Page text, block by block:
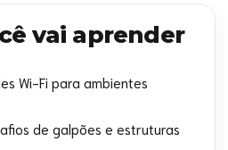
vai aprender
Wi-Fi para ambientes
de galpões e estruturas